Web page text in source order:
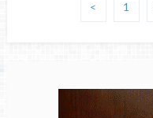
< 1